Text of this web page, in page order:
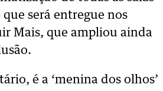
será entregue nos
Mais, que ampliou ainda
é a ‘menina dos olhos’